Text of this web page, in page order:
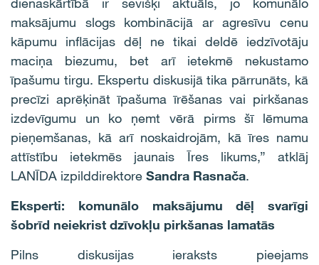
maksājumu slogs kombinācijā ar agresīvu cenu
kāpumu inflācijas dēļ ne tikai deldē iedzīvotāju
maciņa biezumu, bet arī ietekmē nekustamo
īpašumu tirgu. Ekspertu diskusijā tika pārrunāts, kā
precīzi aprēķināt īpašuma īrēšanas vai pirkšanas
izdevīgumu un ko ņemt vērā pirms šī lēmuma
pieņemšanas, kā arī noskaidrojām, kā īres namu
attīstību ietekmēs jaunais Īres likums,” atklāj
LANĪDA izpilddirektore Sandra Rasnača.
Eksperti: komunālo maksājumu dēļ svarīgi
šobrīd neiekrist dzīvokļu pirkšanas lamatās
Pilns diskusijas ieraksts pieejams